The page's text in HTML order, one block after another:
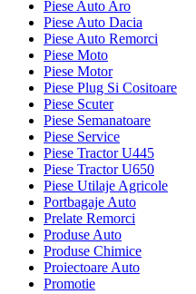
Piese Auto Aro
Piese Auto Dacia
Piese Auto Remorci
Piese Moto
Piese Motor
Piese Plug Si Cositoare
Piese Scuter
Piese Semanatoare
Piese Service
Piese Tractor U445
Piese Tractor U650
Piese Utilaje Agricole
Portbagaje Auto
Prelate Remorci
Produse Auto
Produse Chimice
Proiectoare Auto
Promotie